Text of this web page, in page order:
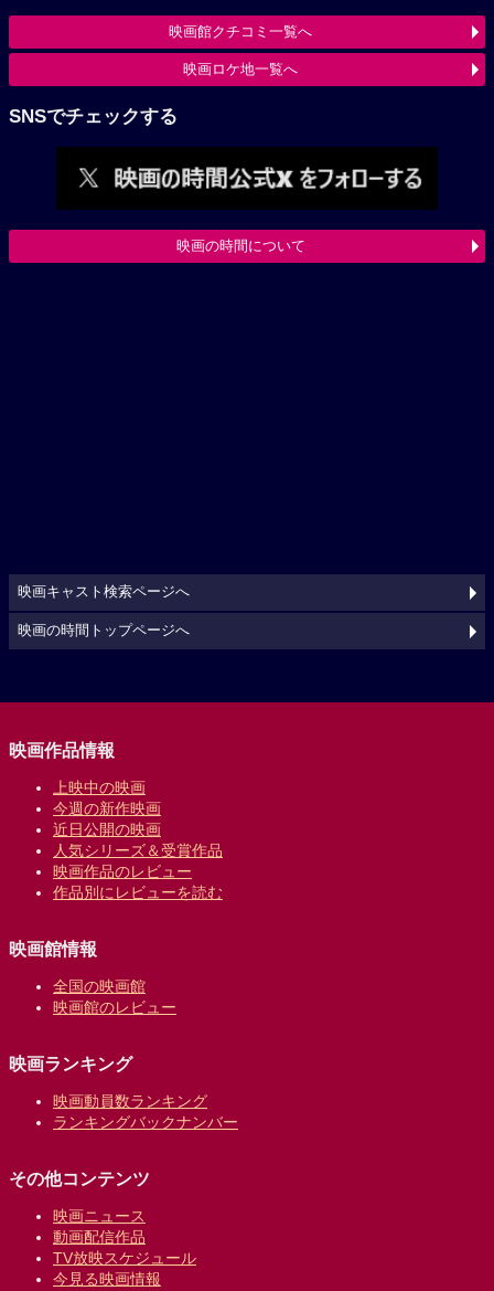
映画館クチコミ一覧へ
映画ロケ地一覧へ
SNSでチェックする
映画の時間について
映画キャスト検索ページへ
映画の時間トップページへ
映画作品情報
上映中の映画
今週の新作映画
近日公開の映画
人気シリーズ＆受賞作品
映画作品のレビュー
作品別にレビューを読む
映画館情報
全国の映画館
映画館のレビュー
映画ランキング
映画動員数ランキング
ランキングバックナンバー
その他コンテンツ
映画ニュース
動画配信作品
TV放映スケジュール
今見る映画情報